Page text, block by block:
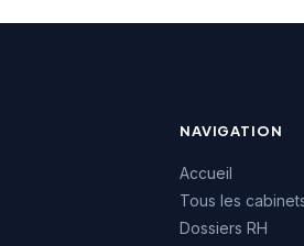
NAVIGATION
Accueil
Tous les
Dossiers RH